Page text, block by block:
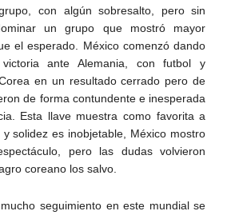
con algún sobresalto, pero sin
un grupo que mostró mayor
el esperado. México comenzó dando
ante Alemania, con futbol y
en un resultado cerrado pero de
de forma contundente e inesperada
Esta llave muestra como favorita a
solidez es inobjetable, México mostro
pero las dudas volvieron
coreano los salvo.
seguimiento en este mundial se